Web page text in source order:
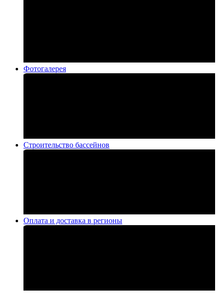
Фотогалерея
Строительство бассейнов
Оплата и доставка в регионы